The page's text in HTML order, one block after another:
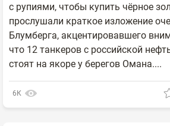
с рупиями, чтобы купить чёрное
прослушали краткое изложение
Блумберга, акцентировавшего
что 12 танкеров с российской
стоят на якоре у берегов Омана....
6К